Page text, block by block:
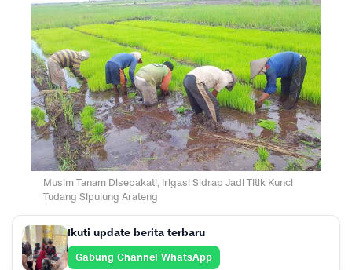
Musim Tanam Disepakati, Irigasi Sidrap Jadi Titik Kunci
Tudang Sipulung Arateng
Ikuti update berita terbaru
Gabung Channel WhatsApp